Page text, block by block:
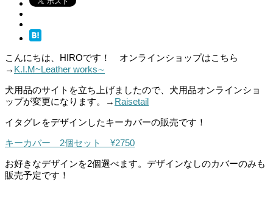
こんにちは、HIROです！ オンラインショップはこちら
→ K.I.M~Leather works∼
犬用品のサイトを立ち上げましたので、犬用品オンラインショ
ップが変更になります。→ Raisetail
イタグレをデザインしたキーカバーの販売です！
キーカバー 2個セット ¥2750
お好きなデザインを2個選べます。デザインなしのカバーのみも
販売予定です！